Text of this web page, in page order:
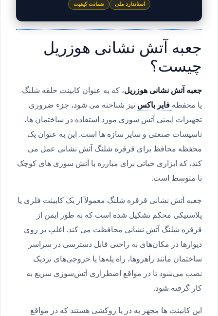
استاندارد ملی ضمانت کیفیت
جعبه آتش نشانی هوزریل
چیست؟
جعبه آتش نشانی هوزریل، که به عنوان کابینت حلقه شلنگ
یا محفظهفایر باکسنیز شناخته می شود، جزء ضروری
تجهیزات ایمنی آتش سوزی مورد استفاده در ساختمان ها،
تاسیسات صنعتی و سایر سازه ها است. این به عنوان یک
محفظه محافظ برای قرقره شلنگ آتش نشانی عمل می
کند، که ابزاری حیاتی برای مبارزه با آتش سوزی های کوچک
تا متوسط است.
جعبه آتش نشانی قرقره شلنگ معمولاً از یک کابینت فلزی یا
پلاستیکی محکم تشکیل شده است که به طور ایمن از
قرقره شلنگ آتش نشانی محافظت می کند. اغلب بر روی
دیوارها در مکان‌های به راحتی قابل دسترسی در سراسر
ساختمان مانند راهروها، راه پله‌ها یا خروجی‌های نزدیک
نصب می‌شود تا در مواقع اضطراری آتش‌سوزی سریع به
کار گرفته شود.
این کابینت ها مجهز به در یا روکشی هستند که در مواقع